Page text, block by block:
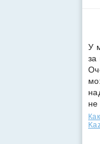
У
за
не